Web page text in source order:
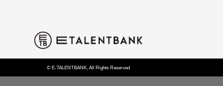
© E-TALENTBANK, All Rights Reserved